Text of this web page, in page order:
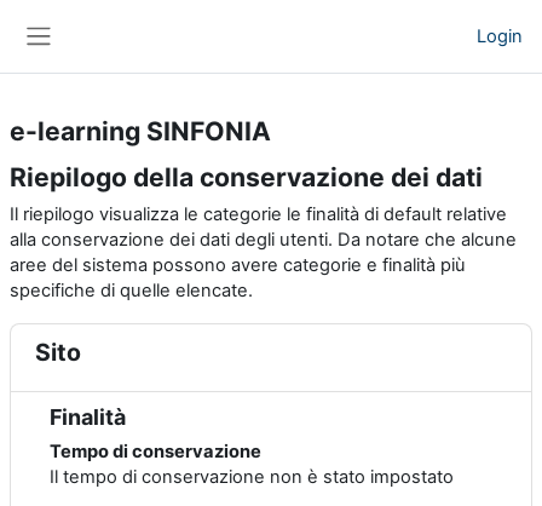
Login
e-learning SINFONIA
Riepilogo della conservazione dei dati
Il riepilogo visualizza le categorie le finalità di default relative
alla conservazione dei dati degli utenti. Da notare che alcune
aree del sistema possono avere categorie e finalità più
specifiche di quelle elencate.
Sito
Finalità
Tempo di conservazione
Il tempo di conservazione non è stato impostato